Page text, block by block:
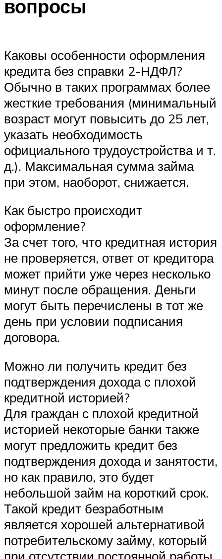
вопросы
Каковы особенности оформления
кредита без справки 2-НДФЛ?
Обычно в таких программах более
жесткие требования (минимальный
возраст могут повысить до 25 лет,
указать необходимость
официального трудоустройства и т.
д.). Максимальная сумма займа
при этом, наоборот, снижается.
Как быстро происходит
оформление?
За счет того, что кредитная история
не проверяется, ответ от кредитора
может прийти уже через несколько
минут после обращения. Деньги
могут быть перечислены в тот же
день при условии подписания
договора.
Можно ли получить кредит без
подтверждения дохода с плохой
кредитной историей?
Для граждан с плохой кредитной
историей некоторые банки также
могут предложить кредит без
подтверждения дохода и занятости,
но как правило, это будет
небольшой займ на короткий срок.
Такой кредит безработным
является хорошей альтернативой
потребительскому займу, который